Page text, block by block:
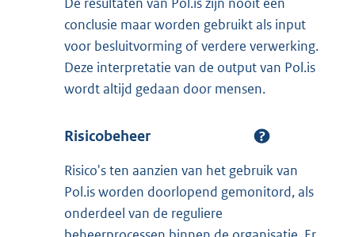
conclusie maar worden gebruikt als input
voor besluitvorming of verdere verwerking.
Deze interpretatie van de output van Pol.is
wordt altijd gedaan door mensen.
Risicobeheer
Risico's ten aanzien van het gebruik van
Pol.is worden doorlopend gemonitord, als
onderdeel van de reguliere